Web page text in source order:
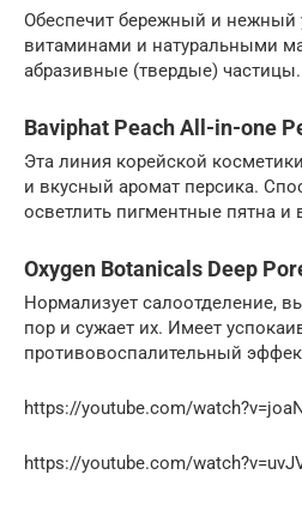
Обеспечит бережный и нежный
витаминами и натуральными
абрази­вные (твердые) частицы.
Baviphat Peach All-in-one
Эта линия корейской
и вкусный аромат персика.
осветлить пигментные пятна и
Oxygen Botanicals Deep
Нормализует салоотделение,
пор и сужает их. Имеет
противовоспалительный
https://youtube.com/
https://youtube.com/